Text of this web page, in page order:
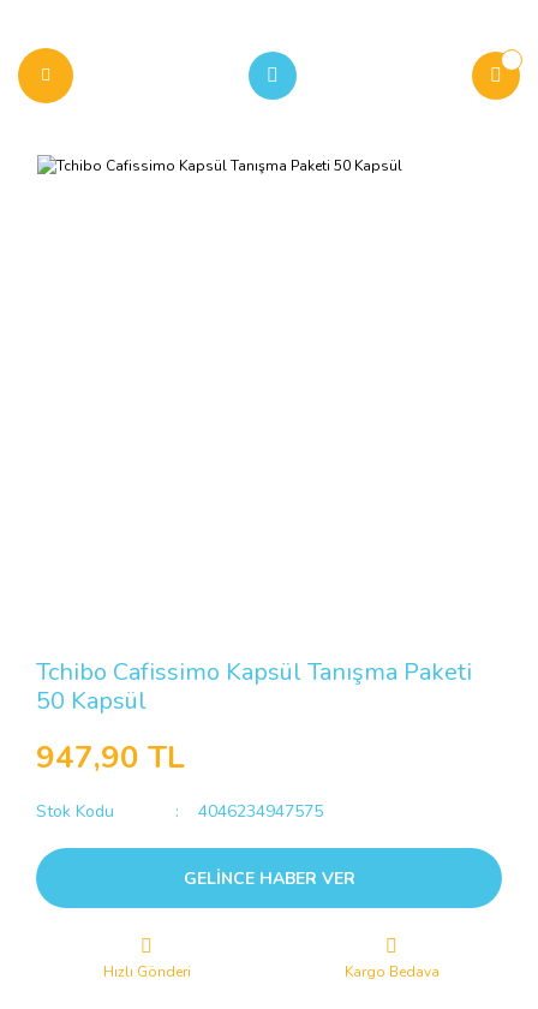
Tchibo Cafissimo Kapsül Tanışma Paketi
50 Kapsül
947,90 TL
Stok Kodu 4046234947575
GELİNCE HABER VER
Hızlı Gönderi Kargo Bedava